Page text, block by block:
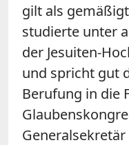
gilt als
studierte unter
der Jesuiten-
und spricht gut
Berufung in die